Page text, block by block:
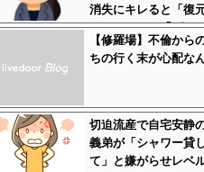
消失にキレると「復
いいじゃん」「ゲー
逆ギレして帰走
【修羅場】不倫から
ちの行く末が心配な
切迫流産で自宅安静
義弟が「シャワー貸
て」と嫌がらせレベ